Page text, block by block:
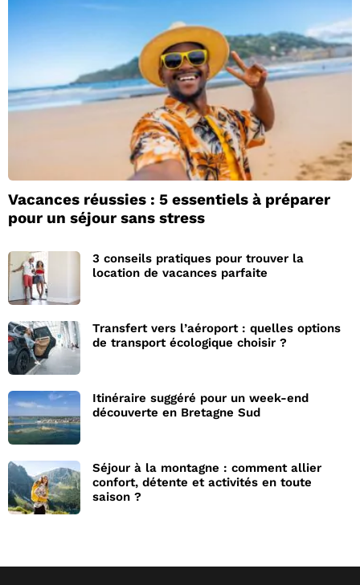
Vacances réussies : 5 essentiels à préparer
pour un séjour sans stress
3 conseils pratiques pour trouver la
location de vacances parfaite
Transfert vers l’aéroport : quelles options
de transport écologique choisir ?
Itinéraire suggéré pour un week-end
découverte en Bretagne Sud
Séjour à la montagne : comment allier
confort, détente et activités en toute
saison ?